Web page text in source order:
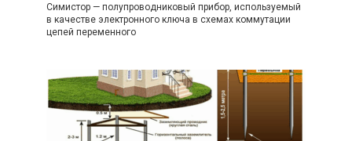
Симистор — полупроводниковый прибор, используемый
в качестве электронного ключа в схемах коммутации
цепей переменного